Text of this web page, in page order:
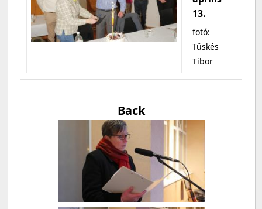
13.
fotó:
Tüskés
Tibor
Back